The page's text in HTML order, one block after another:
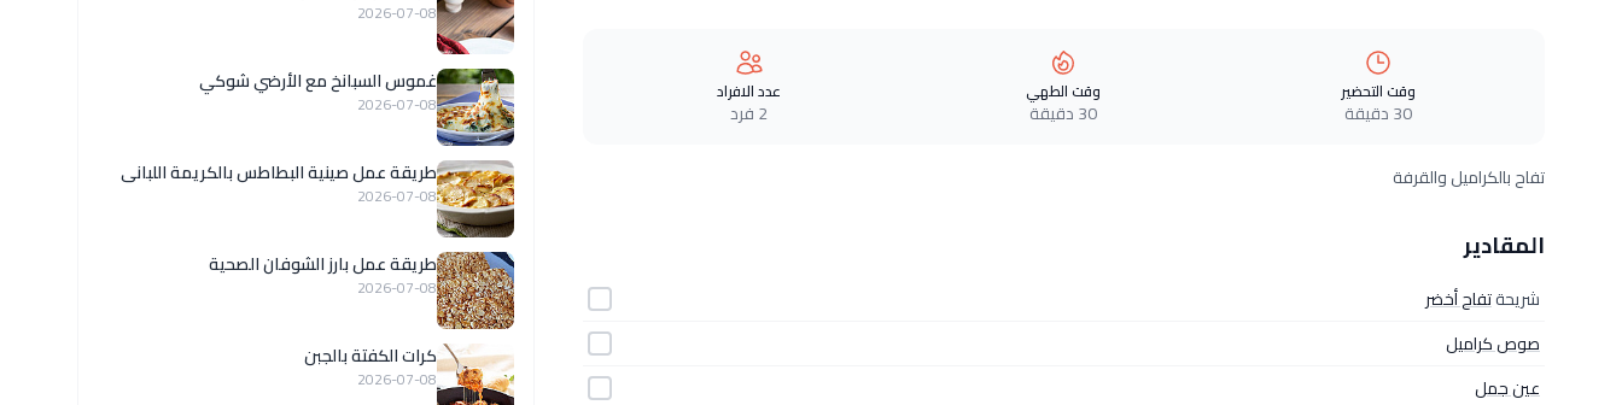
وقت التحضير
30 دقيقة
وقت الطهي
30 دقيقة
عدد الافراد
2 فرد
تفاح بالكراميل والقرفة
المقادير
شريحةتفاح أخضر
صوص كراميل
عين جمل
2026-07-08
غموس السبانخ مع الأرضي شوكي
2026-07-08
طريقة عمل صينية البطاطس بالكريمة اللبانى
2026-07-08
طريقة عمل بارز الشوفان الصحية
2026-07-08
كرات الكفتة بالجبن
2026-07-08